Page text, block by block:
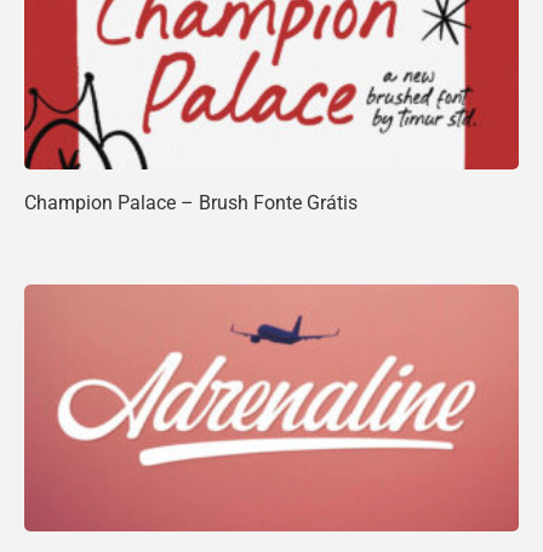
Champion Palace – Brush Fonte Grátis